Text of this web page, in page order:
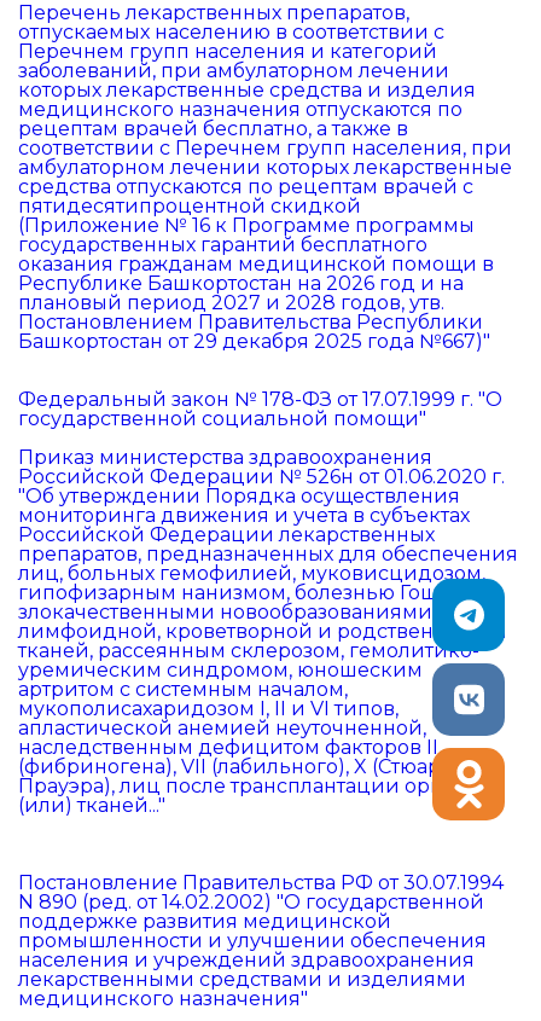
Перечень лекарственных препаратов,
отпускаемых населению в соответствии с
Перечнем групп населения и категорий
заболеваний, при амбулаторном лечении
которых лекарственные средства и изделия
медицинского назначения отпускаются по
рецептам врачей бесплатно, а также в
соответствии с Перечнем групп населения, при
амбулаторном лечении которых лекарственные
средства отпускаются по рецептам врачей с
пятидесятипроцентной скидкой
(Приложение № 16 к Программе программы
государственных гарантий бесплатного
оказания гражданам медицинской помощи в
Республике Башкортостан на 2026 год и на
плановый период 2027 и 2028 годов, утв.
Постановлением Правительства Республики
Башкортостан от 29 декабря 2025 года №667)"
Федеральный закон № 178-ФЗ от 17.07.1999 г. "О
государственной социальной помощи"
Приказ министерства здравоохранения
Российской Федерации № 526н от 01.06.2020 г.
"Об утверждении Порядка осуществления
мониторинга движения и учета в субъектах
Российской Федерации лекарственных
препаратов, предназначенных для обеспечения
лиц, больных гемофилией, муковисцидозом,
гипофизарным нанизмом, болезнью Гоше,
злокачественными новообразованиями
лимфоидной, кроветворной и родственных им
тканей, рассеянным склерозом, гемолитико-
уремическим синдромом, юношеским
артритом с системным началом,
мукополисахаридозом I, II и VI типов,
апластической анемией неуточненной,
наследственным дефицитом факторов II
(фибриногена), VII (лабильного), X (Стюарта -
Прауэра), лиц после трансплантации органов и
(или) тканей..."
Постановление Правительства РФ от 30.07.1994
N 890 (ред. от 14.02.2002) "О государственной
поддержке развития медицинской
промышленности и улучшении обеспечения
населения и учреждений здравоохранения
лекарственными средствами и изделиями
медицинского назначения"